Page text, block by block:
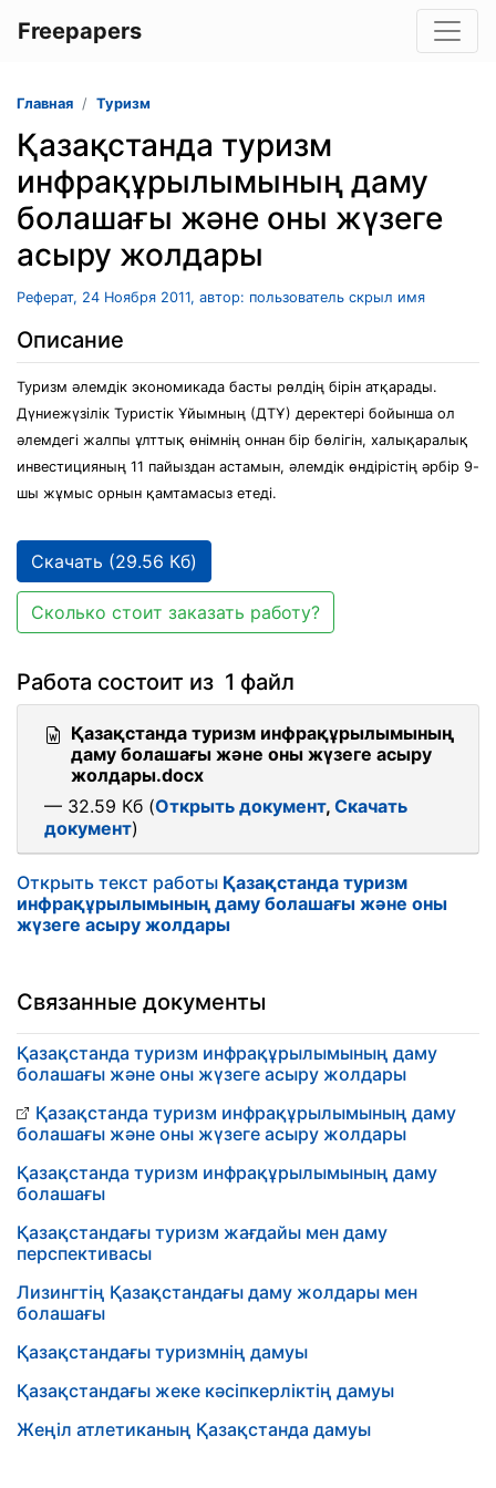
Freepapers
Главная Туризм
Қазақстанда туризм
инфрақұрылымының даму
болашағы және оны жүзеге
асыру жолдары
Реферат, 24 Ноября 2011, автор: пользователь скрыл имя
Описание
Туризм әлемдiк экономикада басты рөлдiң бiрiн атқарады.
Дүниежүзiлiк Туристiк Ұйымның (ДТҰ) деректерi бойынша ол
әлемдегi жалпы ұлттық өнiмнiң оннан бiр бөлiгiн, халықаралық
инвестицияның 11 пайыздан астамын, әлемдiк өндiрiстiң әрбiр 9-
шы жұмыс орнын қамтамасыз етедi.
Скачать (29.56 Кб)
Сколько стоит заказать работу?
Работа состоит из 1 файл
Қазақстанда туризм инфрақұрылымының
даму болашағы және оны жүзеге асыру
жолдары.docx
— 32.59 Кб (Открыть документ, Скачать
документ)
Открыть текст работы Қазақстанда туризм
инфрақұрылымының даму болашағы және оны
жүзеге асыру жолдары
Связанные документы
Қазақстанда туризм инфрақұрылымының даму
болашағы және оны жүзеге асыру жолдары
Қазақстанда туризм инфрақұрылымының даму
болашағы және оны жүзеге асыру жолдары
Қазақстанда туризм инфрақұрылымының даму
болашағы
Қазақстандағы туризм жағдайы мен даму
перспективасы
Лизингтің Қазақстандағы даму жолдары мен
болашағы
Қазақстандағы туризмнің дамуы
Қазақстандағы жеке кәсіпкерліктің дамуы
Жеңіл атлетиканың Қазақстанда дамуы